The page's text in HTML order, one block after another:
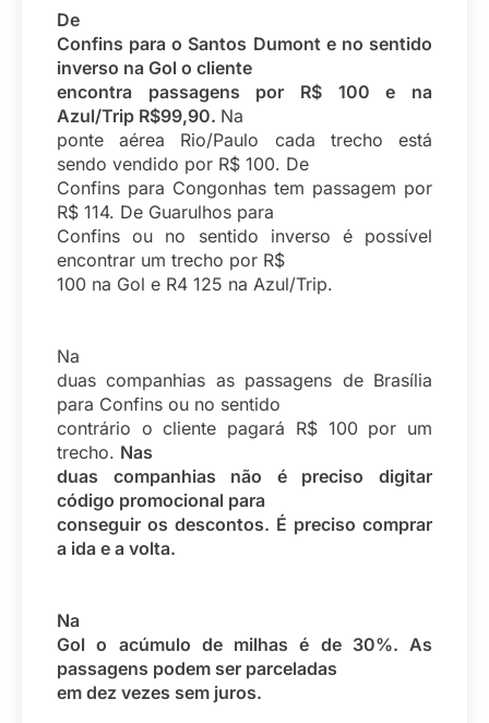
De
Confins para o Santos Dumont e no sentido
inverso na Gol o cliente
encontra passagens por R$ 100 e na
Azul/Trip R$99,90. Na
ponte aérea Rio/Paulo cada trecho está
sendo vendido por R$ 100. De
Confins para Congonhas tem passagem por
R$ 114. De Guarulhos para
Confins ou no sentido inverso é possível
encontrar um trecho por R$
100 na Gol e R4 125 na Azul/Trip.
Na
duas companhias as passagens de Brasília
para Confins ou no sentido
contrário o cliente pagará R$ 100 por um
trecho. Nas
duas companhias não é preciso digitar
código promocional para
conseguir os descontos. É preciso comprar
a ida e a volta.
Na
Gol o acúmulo de milhas é de 30%. As
passagens podem ser parceladas
em dez vezes sem juros.